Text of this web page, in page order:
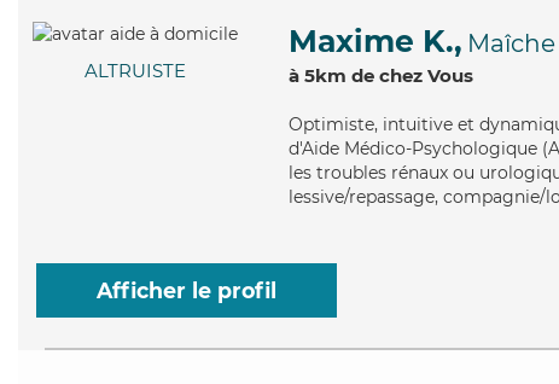
ALTRUISTE
Maxime K., Maîche
à 5km de chez Vous
Optimiste, intuitive et
d'Aide Médico-Psychologique
les troubles rénaux ou
lessive/repassage,
Afficher le profil